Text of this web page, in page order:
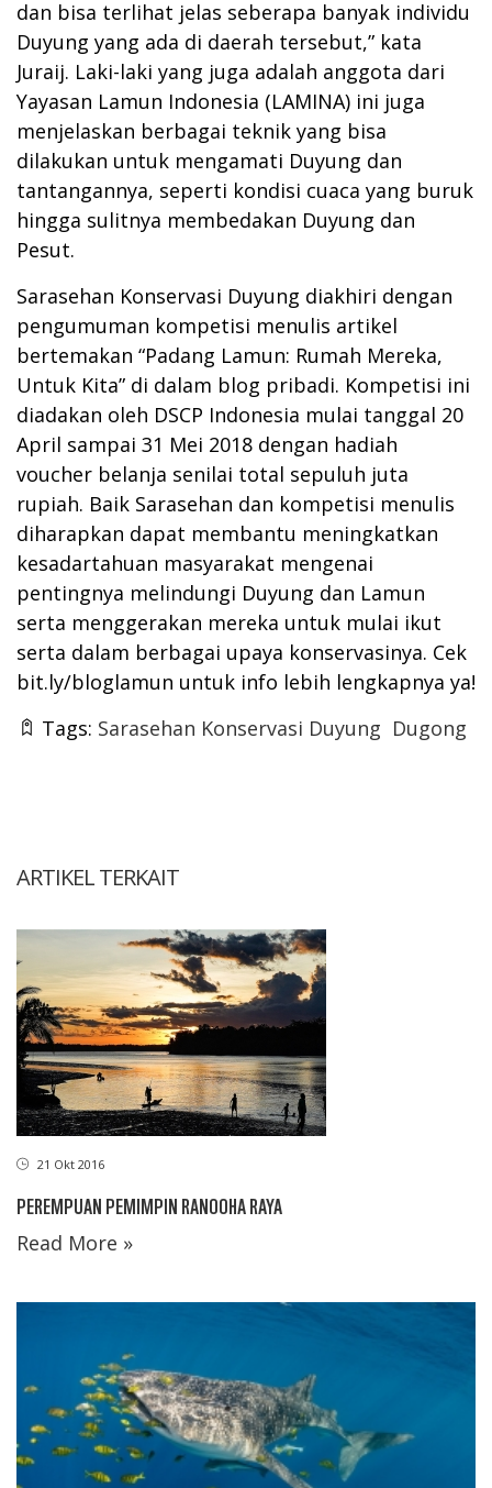
dan bisa terlihat jelas seberapa banyak individu
Duyung yang ada di daerah tersebut,” kata
Juraij. Laki-laki yang juga adalah anggota dari
Yayasan Lamun Indonesia (LAMINA) ini juga
menjelaskan berbagai teknik yang bisa
dilakukan untuk mengamati Duyung dan
tantangannya, seperti kondisi cuaca yang buruk
hingga sulitnya membedakan Duyung dan
Pesut.
Sarasehan Konservasi Duyung diakhiri dengan
pengumuman kompetisi menulis artikel
bertemakan “Padang Lamun: Rumah Mereka,
Untuk Kita” di dalam blog pribadi. Kompetisi ini
diadakan oleh DSCP Indonesia mulai tanggal 20
April sampai 31 Mei 2018 dengan hadiah
voucher belanja senilai total sepuluh juta
rupiah. Baik Sarasehan dan kompetisi menulis
diharapkan dapat membantu meningkatkan
kesadartahuan masyarakat mengenai
pentingnya melindungi Duyung dan Lamun
serta menggerakan mereka untuk mulai ikut
serta dalam berbagai upaya konservasinya. Cek
bit.ly/bloglamun untuk info lebih lengkapnya ya!
Tags: Sarasehan Konservasi Duyung Dugong
ARTIKEL TERKAIT
21 Okt 2016
PEREMPUAN PEMIMPIN RANOOHA RAYA
Read More »